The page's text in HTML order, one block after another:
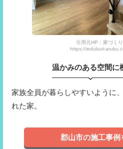
引用元HP：家づく
https://iedukuri-
温かみのある空間に
家族全員が暮らしやすいように
れた家。
郡山市の施工事例